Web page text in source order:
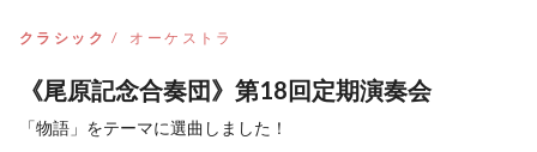
クラシック オーケストラ
《尾原記念合奏団》第18回定期演奏会
「物語」をテーマに選曲しました！